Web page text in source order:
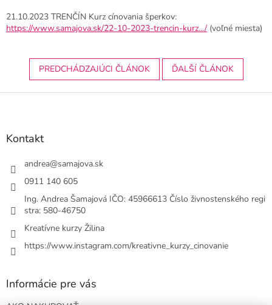
21.10.2023 TRENČÍN Kurz cínovania šperkov:
https://www.samajova.sk/22-10-2023-trencin-kurz.../ (voľné miesta)
PREDCHÁDZAJÚCI ČLÁNOK ĎALŠÍ ČLÁNOK
Z
Kontakt
andrea@samajova.sk
0911 140 605
Ing. Andrea Šamajová IČO: 45966613 Číslo živnostenského regi
stra: 580-46750
Kreatívne kurzy Žilina
https://www.instagram.com/kreativne_kurzy_cinovanie
Informácie pre vás